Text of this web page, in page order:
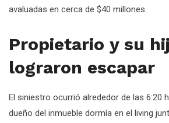
avaluadas en cerca de $40 millones.
Propietario y su
lograron escapar
El siniestro ocurrió alrededor de las 6:20
dueño del inmueble dormía en el living